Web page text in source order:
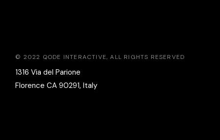
© 2022 QODE INTERACTIVE, ALL RIGHTS RESERVED
1316 Via del Parione
Florence CA 90291, Italy